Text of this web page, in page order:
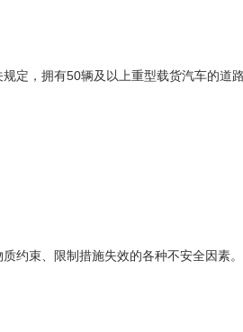
定，拥有50辆及以上重型载货汽车的
约束、限制措施失效的各种不安全因